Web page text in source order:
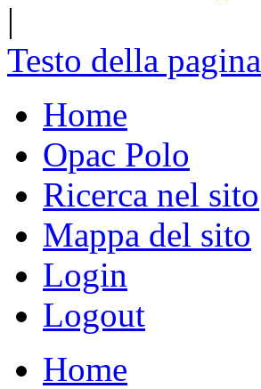
|
Testo della pagina
Home
Opac Polo
Ricerca nel sito
Mappa del sito
Login
Logout
Home